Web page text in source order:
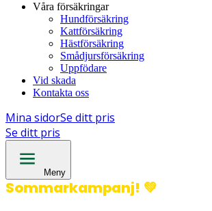
Våra försäkringar
Hundförsäkring
Kattförsäkring
Hästförsäkring
Smådjursförsäkring
Uppfödare
Vid skada
Kontakta oss
Mina sidorSe ditt pris
Se ditt pris
Meny
Sommarkampanj! 💚